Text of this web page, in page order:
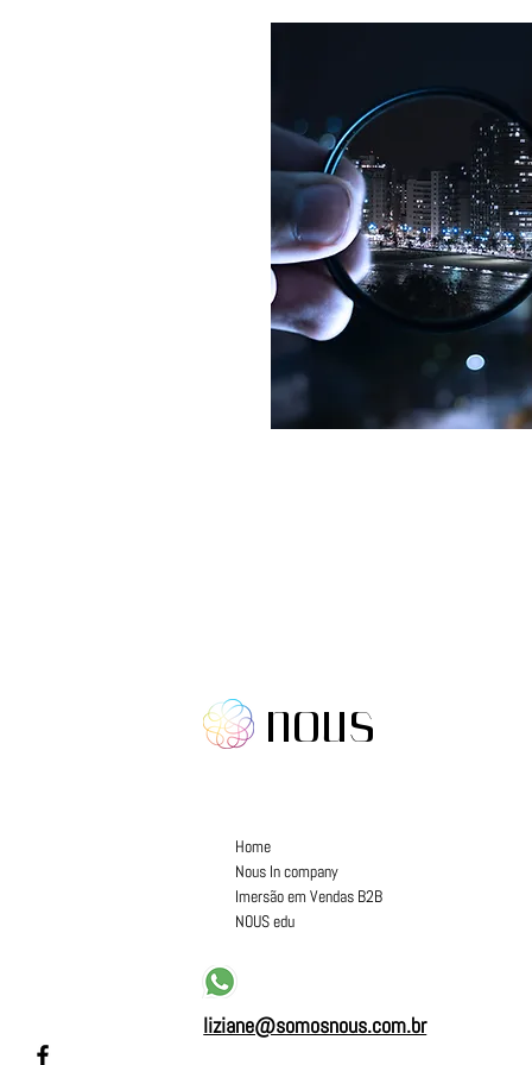
nous
liziane@somosnous.com.br
Home
Nous In company
Imersão em Vendas B2B
NOUS edu